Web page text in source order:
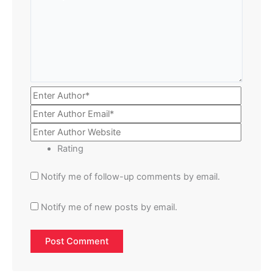
Rating
Notify me of follow-up comments by email.
Notify me of new posts by email.